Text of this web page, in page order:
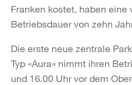
Franken kostet, haben eine
Betriebsdauer von zehn
Die erste neue zentrale
Typ «Aura» nimmt ihren
und 16.00 Uhr vor dem